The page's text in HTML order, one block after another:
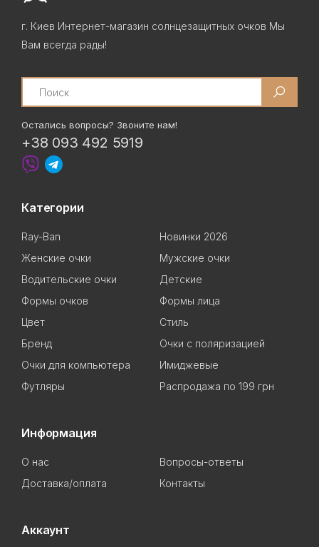
г. Киев Интернет-магазин солнцезащитных очков Мы
Вам всегда рады!
Search
Остались вопросы? Звоните нам!
+38 093 492 5919
Категории
Ray-Ban
Новинки 2026
Женские очки
Мужские очки
Водительские очки
Детские
Формы очков
Формы лица
Цвет
Стиль
Бренд
Очки с поляризацией
Очки для компьютера
Имиджевые
Футляры
Распродажа по 199 грн
Информация
О нас
Вопросы-ответы
Доставка/оплата
Контакты
Аккаунт